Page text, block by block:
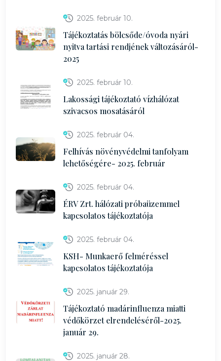
2025. február 10.
Tájékoztatás bölcsőde/óvoda nyári
nyitva tartási rendjének változásáról-
2025
2025. február 10.
Lakossági tájékoztató vízhálózat
szivacsos mosatásáról
2025. február 04.
Felhívás növényvédelmi tanfolyam
lehetőségére- 2025. február
2025. február 04.
ÉRV Zrt. hálózati próbaüzemmel
kapcsolatos tájékoztatója
2025. február 04.
KSH- Munkaerő felméréssel
kapcsolatos tájékoztatója
2025. január 29.
Tájékoztató madárinfluenza miatti
védőkörzet elrendeléséről-2025.
január 29.
2025. január 28.